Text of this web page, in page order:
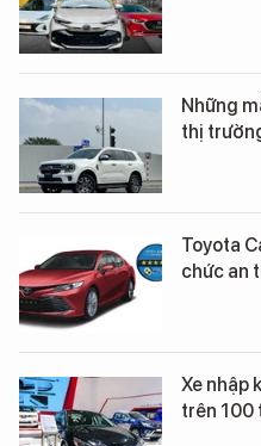
Những
thị
Toyota
chức an
Xe nhập
trên 100